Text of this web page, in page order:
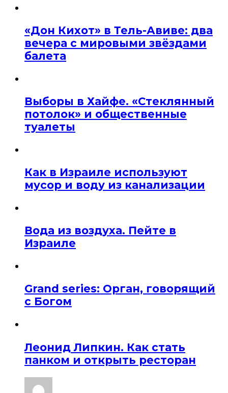
«Дон Кихот» в Тель-Авиве: два
вечера с мировыми звёздами
балета
Выборы в Хайфе. «Стеклянный
потолок» и общественные
туалеты
Как в Израиле используют
мусор и воду из канализации
Вода из воздуха. Пейте в
Израиле
Grand series: Орган, говорящий
с Богом
Леонид Липкин. Как стать
панком и открыть ресторан